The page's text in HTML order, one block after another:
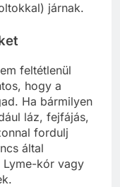
járnak.
feltétlenül
hogy a
Ha bármilyen
láz, fejfájás,
fordulj
által
Lyme-kór vagy